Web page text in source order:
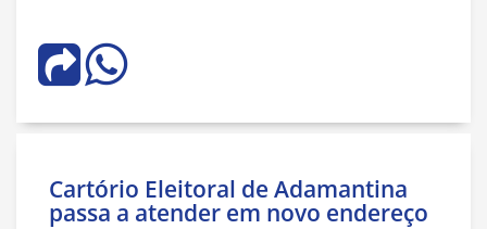
Cartório Eleitoral de Adamantina
passa a atender em novo endereço